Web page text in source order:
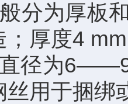
分为厚板
；厚度4
径为
丝用于捆绑